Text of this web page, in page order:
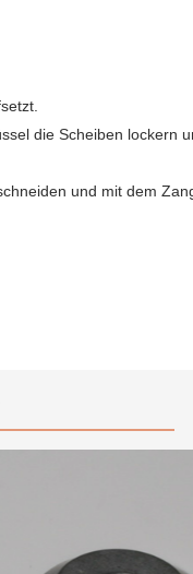
die Scheiben lockern
und mit dem